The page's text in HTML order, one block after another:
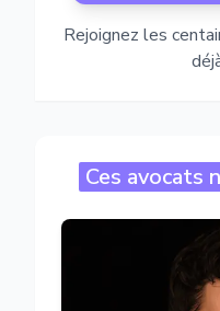
Rejoignez les
Ces avocats